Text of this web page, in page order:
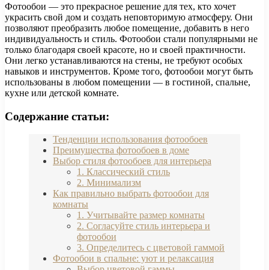
Фотообои — это прекрасное решение для тех, кто хочет
украсить свой дом и создать неповторимую атмосферу. Они
позволяют преобразить любое помещение, добавить в него
индивидуальность и стиль. Фотообои стали популярными не
только благодаря своей красоте, но и своей практичности.
Они легко устанавливаются на стены, не требуют особых
навыков и инструментов. Кроме того, фотообои могут быть
использованы в любом помещении — в гостиной, спальне,
кухне или детской комнате.
Содержание статьи:
Тенденции использования фотообоев
Преимущества фотообоев в доме
Выбор стиля фотообоев для интерьера
1. Классический стиль
2. Минимализм
Как правильно выбрать фотообои для
комнаты
1. Учитывайте размер комнаты
2. Согласуйте стиль интерьера и
фотообои
3. Определитесь с цветовой гаммой
Фотообои в спальне: уют и релаксация